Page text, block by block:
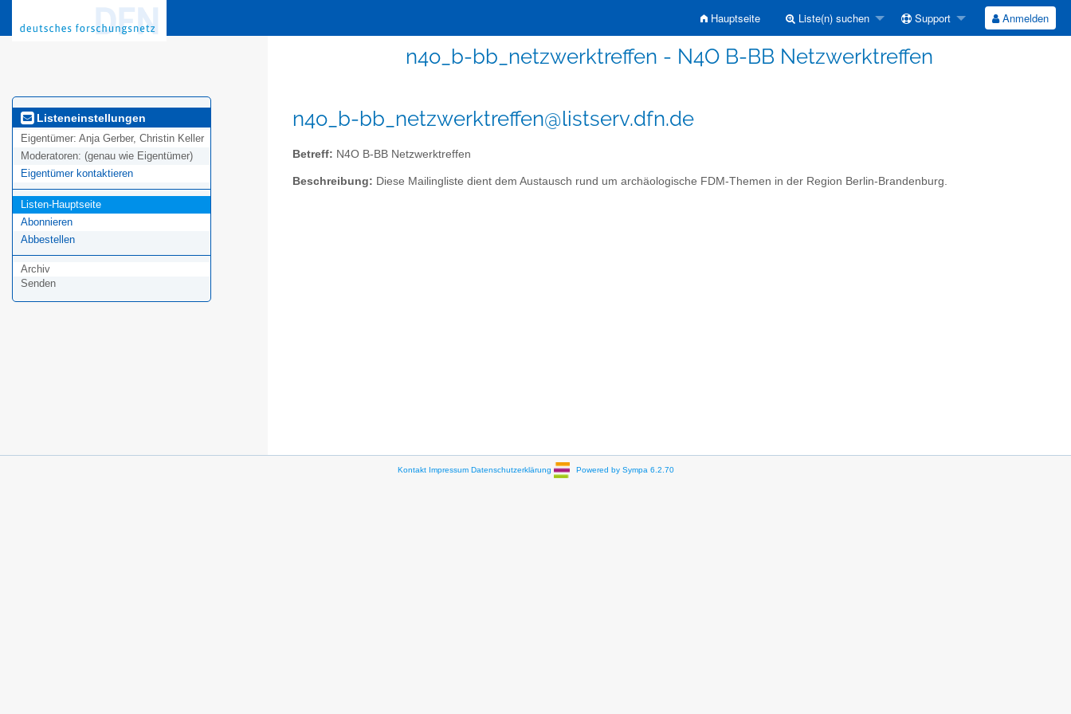
Hauptseite Liste(n) suchen Support Anmelden
n4o_b-bb_netzwerktreffen - N4O B-BB Netzwerktreffen
Listeneinstellungen
Eigentümer: Anja Gerber, Christin Keller
Moderatoren: (genau wie Eigentümer)
Eigentümer kontaktieren
Listen-Hauptseite
Abonnieren
Abbestellen
Archiv
Senden
n4o_b-bb_netzwerktreffen@listserv.dfn.de
Betreff: N4O B-BB Netzwerktreffen
Beschreibung: Diese Mailingliste dient dem Austausch rund um archäologische FDM-Themen in der Region Berlin-Brandenburg.
Kontakt Impressum Datenschutzerklärung Powered by Sympa 6.2.70